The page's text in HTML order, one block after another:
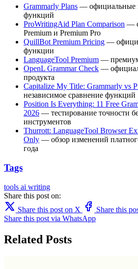
Grammarly Plans — официальные
функций
ProWritingAid Plan Comparison —
Premium и Premium Pro
QuillBot Premium Pricing —
функции
LanguageTool Premium —
OpenL Grammar Check —
продукта
Capitalize My Title: Grammarly vs
независимое сравнение функций
Position Is Everything: 11 Free
2026 — тестирование точности
инструментов
Thurrott: LanguageTool Browser
Only — обзор изменений
года
Tags
tools ai writing
Share this post on:
Share this post on X
Share this
Share this post via WhatsApp
Related Posts